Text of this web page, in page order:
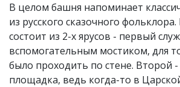
В целом башня напоминает
из русского сказочного
состоит из 2-х ярусов - первый
вспомогательным мостиком, для
было проходить по стене. Второй
площадка, ведь когда-то в